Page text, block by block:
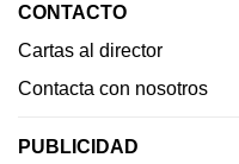
CONTACTO
Cartas al director
Contacta con nosotros
PUBLICIDAD